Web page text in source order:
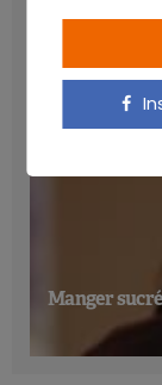
Manger